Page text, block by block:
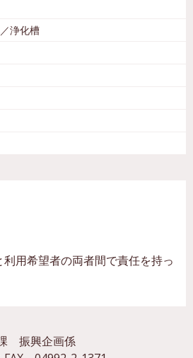
浄化槽
用希望者の両者間で責任を持っ
振興企画係